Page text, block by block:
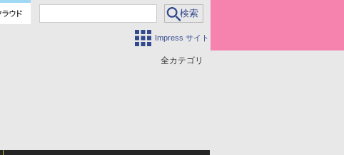
Impress サイト
全カテゴリ